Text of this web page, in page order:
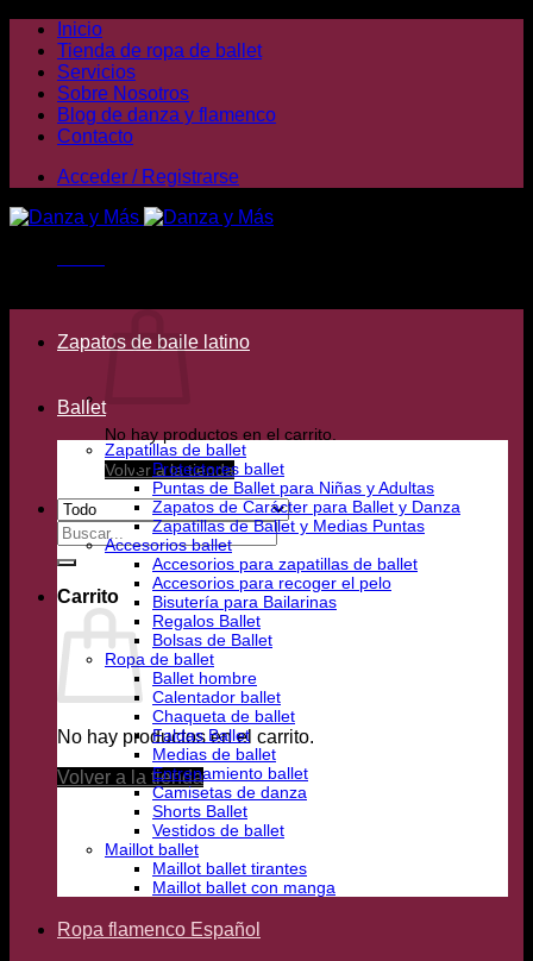
Saltar
contenido
Inicio
Tienda de ropa de ballet
Servicios
Sobre Nosotros
Blog de danza y flamenco
Contacto
Acceder / Registrarse
No hay productos en el carrito.
Volver a la tienda
Buscar
por:
Carrito
No hay productos en el carrito.
Volver a la tienda
Zapatos de baile latino
Ballet
Zapatillas de ballet
Protectores ballet
Puntas de Ballet para Niñas y Adultas
Zapatos de Carácter para Ballet y Danza
Zapatillas de Ballet y Medias Puntas
Accesorios ballet
Accesorios para zapatillas de ballet
Accesorios para recoger el pelo
Bisutería para Bailarinas
Regalos Ballet
Bolsas de Ballet
Ropa de ballet
Ballet hombre
Calentador ballet
Chaqueta de ballet
Faldas Ballet
Medias de ballet
Entrenamiento ballet
Camisetas de danza
Shorts Ballet
Vestidos de ballet
Maillot ballet
Maillot ballet tirantes
Maillot ballet con manga
Ropa flamenco Español